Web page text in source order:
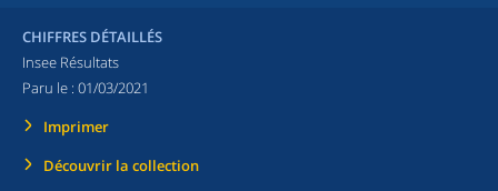
CHIFFRES DÉTAILLÉS
Insee Résultats
Paru le : 01/03/2021
Imprimer
Découvrir la collection